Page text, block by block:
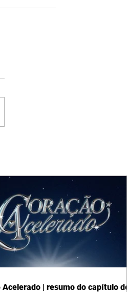
Acelerado | resumo do capítulo de